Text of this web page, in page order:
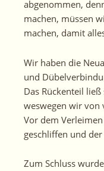
abgenommen,
machen, müssen
machen, damit
Wir haben die
und
Das Rückenteil
weswegen wir von
Vor dem
geschliffen und
Zum Schluss